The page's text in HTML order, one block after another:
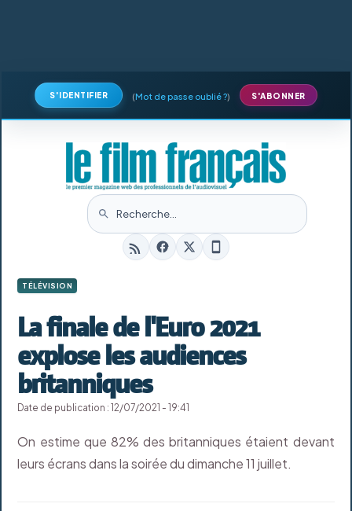
S'IDENTIFIER (Mot de passe oublié ?) S'ABONNER
TÉLÉVISION
La finale de l'Euro 2021
explose les audiences
britanniques
Date de publication : 12/07/2021 - 19:41
On estime que 82% des britanniques étaient devant
leurs écrans dans la soirée du dimanche 11 juillet.